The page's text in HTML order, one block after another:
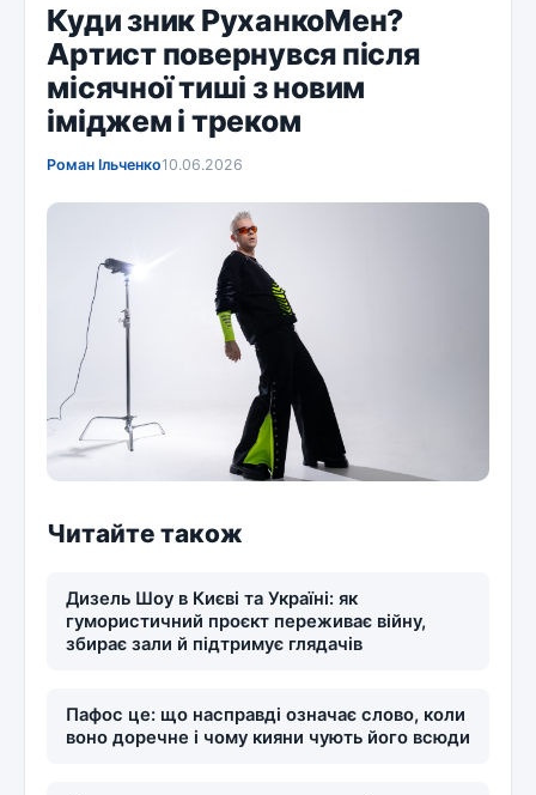
Куди зник РуханкоМен?
Артист повернувся після
місячної тиші з новим
іміджем і треком
Роман Ільченко10.06.2026
Читайте також
Дизель Шоу в Києві та Україні: як
гумористичний проєкт переживає війну,
збирає зали й підтримує глядачів
Пафос це: що насправді означає слово, коли
воно доречне і чому кияни чують його всюди